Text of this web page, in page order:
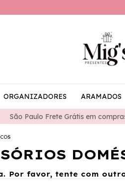
São Paulo Frete Grátis em
ORGANIZADORES ARAMADOS
Por favor, tente com